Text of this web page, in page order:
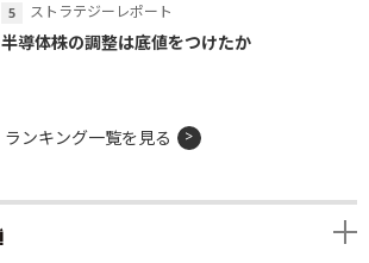
ストラテジーレポート
半導体株の調整は底値をつけたか
ランキング一覧を見る